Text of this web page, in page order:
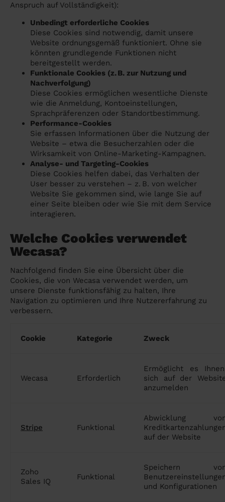
Anspruch auf Vollständigkeit):
Unbedingt erforderliche Cookies
Diese Cookies sind notwendig, damit unsere
Website ordnungsgemäß funktioniert. Ohne sie
könnten grundlegende Funktionen nicht
bereitgestellt werden.
Funktionale Cookies (z. B. zur Nutzung und
Nachverfolgung)
Diese Cookies ermöglichen wesentliche Dienste
wie die Anmeldung, Kontoeinstellungen,
Sprachpräferenzen oder Standortbestimmung.
Performance-Cookies
Sie erfassen Informationen über die Nutzung der
Website – etwa die Besucherzahlen oder die
Wirksamkeit von Online-Marketing-Kampagnen.
Analyse- und Targeting-Cookies
Diese Cookies helfen dabei, das Verhalten der
User besser zu verstehen – z. B. von welcher
Website Sie gekommen sind, wie lange Sie auf
einer Seite bleiben oder wie Sie mit dem Service
interagieren.
Welche Cookies verwendet
Wecasa?
Nachfolgend finden Sie eine Übersicht über die
Cookies, die von Wecasa verwendet werden, um
unsere Dienste funktionsfähig zu halten, Ihre
Navigation zu optimieren und Ihre Nutzererfahrung zu
verbessern.
Cookie Kategorie Zweck
Wecasa Erforderlich
Ermöglicht es
sich auf der
anzumelden
Stripe Funktional
Abwicklung
auf der Website
Zoho
Sales IQ
Funktional
Speichern
und Konfigurationen